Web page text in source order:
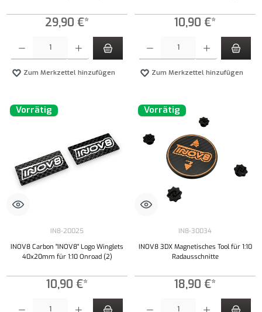
29,90 €*
Zum Merkzettel hinzufügen
10,90 €*
Zum Merkzettel hinzufügen
Vorrätig
IN8-20025
INOV8 Carbon "INOV8" Logo Winglets
40x20mm für 1:10 Onroad (2)
10,90 €*
Vorrätig
IN8-30034
INOV8 3DX Magnetisches Tool für 1:10
Radausschnitte
18,90 €*